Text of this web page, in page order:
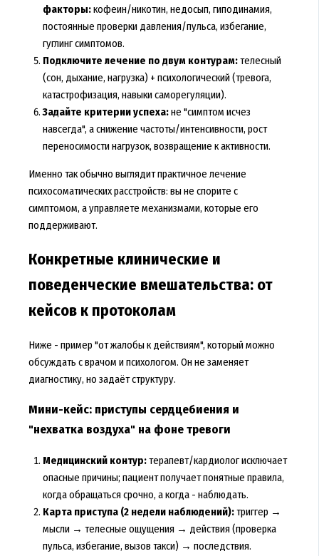
факторы:кофеин/никотин, недосып, гиподинамия,
постоянные проверки давления/пульса, избегание,
гуглинг симптомов.
Подключите лечение по двум контурам:телесный
(сон, дыхание, нагрузка) + психологический (тревога,
катастрофизация, навыки саморегуляции).
Задайте критерии успеха:не "симптом исчез
навсегда", а снижение частоты/интенсивности, рост
переносимости нагрузок, возвращение к активности.
Именно так обычно выглядит практичное лечение
психосоматических расстройств: вы не спорите с
симптомом, а управляете механизмами, которые его
поддерживают.
Конкретные клинические и
поведенческие вмешательства: от
кейсов к протоколам
Ниже - пример "от жалобы к действиям", который можно
обсуждать с врачом и психологом. Он не заменяет
диагностику, но задаёт структуру.
Мини-кейс: приступы сердцебиения и
"нехватка воздуха" на фоне тревоги
Медицинский контур:терапевт/кардиолог исключает
опасные причины; пациент получает понятные правила,
когда обращаться срочно, а когда - наблюдать.
Карта приступа (2 недели наблюдений):триггер →
мысли → телесные ощущения → действия (проверка
пульса, избегание, вызов такси) → последствия.